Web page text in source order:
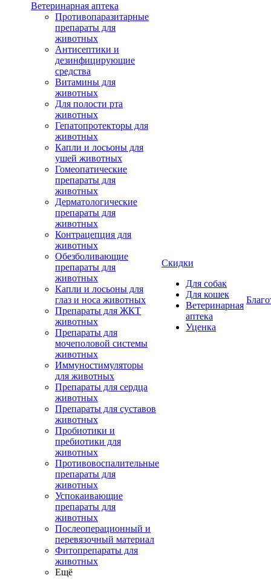
Ветеринарная аптека
Противопаразитарные
препараты для
животных
Антисептики и
дезинфицирующие
средства
Витамины для
животных
Для полости рта
животных
Гепатопротекторы для
животных
Капли и лосьоны для
ушей животных
Гомеопатические
препараты для
животных
Дерматологические
препараты для
животных
Контрацепция для
животных
Обезболивающие
препараты для
животных
Капли и лосьоны для
глаз и носа животных
Препараты для ЖКТ
животных
Препараты для
мочеполовой системы
животных
Иммуностимуляторы
для животных
Препараты для сердца
животных
Препараты для суставов
животных
Пробиотики и
пребиотики для
животных
Противовоспалительные
препараты для
животных
Успокаивающие
препараты для
животных
Послеоперационный и
перевязочный материал
Фитопрепараты для
животных
Ещё
Скидки
Для собак
Для кошек
Ветеринарная
аптека
Уценка